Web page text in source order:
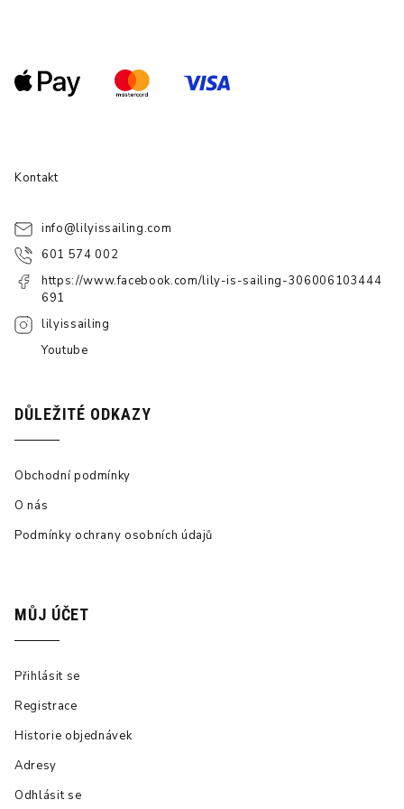
Kontakt
info@lilyissailing.com
601 574 002
https://www.facebook.com/lily-is-sailing-306006103444
691
lilyissailing
Youtube
DŮLEŽITÉ ODKAZY
Obchodní podmínky
O nás
Podmínky ochrany osobních údajů
MŮJ ÚČET
Přihlásit se
Registrace
Historie objednávek
Adresy
Odhlásit se